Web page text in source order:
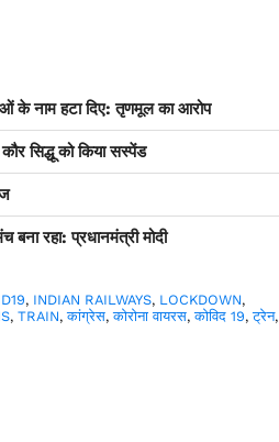
के नाम हटा दिए: तृणमूल का आरोप
सिद्धू को किया सस्पेंड
रहा: प्रधानमंत्री मोदी
, INDIAN RAILWAYS, LOCKDOWN,
,TRAIN,कांग्रेस,कोरोना वायरस,कोविद 19,ट्रेन,